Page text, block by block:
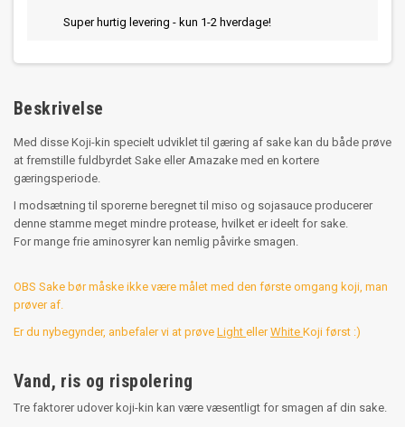
Super hurtig levering - kun 1-2 hverdage!
Beskrivelse
Med disse Koji-kin specielt udviklet til gæring af sake kan du både prøve
at fremstille fuldbyrdet Sake eller Amazake med en kortere
gæringsperiode.
I modsætning til sporerne beregnet til miso og sojasauce producerer
denne stamme meget mindre protease, hvilket er ideelt for sake.
For mange frie aminosyrer kan nemlig påvirke smagen.
OBS Sake bør måske ikke være målet med den første omgang koji, man
prøver af.
Er du nybegynder, anbefaler vi at prøve Light ellerWhite Koji først :)
Vand, ris og rispolering
Tre faktorer udover koji-kin kan være væsentligt for smagen af din sake.